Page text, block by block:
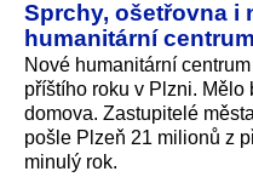
Sprchy, ošetřovna i
humanitární centrum
Nové humanitární
příštího roku v Plzni.
domova. Zastupitelé
pošle Plzeň 21 milionů z
minulý rok.